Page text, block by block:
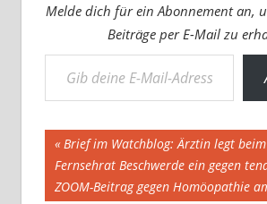
Melde dich für ein Abonnement an,
Beiträge per E-Mail zu
Gib deine E-Mail-Adresse ein ...
Beitragsnavigation
Vorheriger
Beitrag:
Brief im Watchblog: Ärztin legt beim
Fernsehrat Beschwerde ein gegen
ZOOM-Beitrag gegen Homöopathie